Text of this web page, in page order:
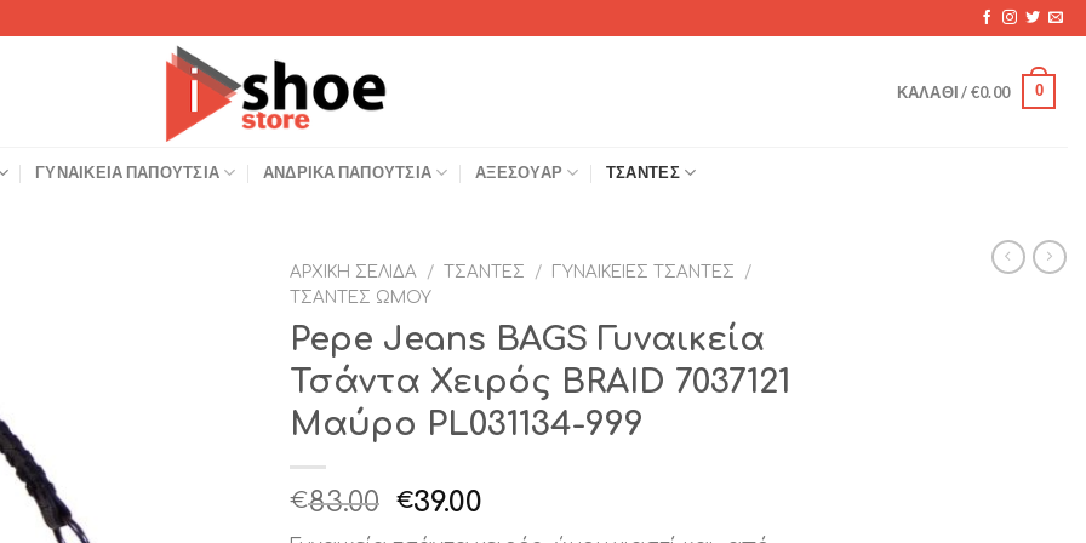
ΚΑΛΆΘΙ /€0.00 0
ΓΥΝΑΙΚΕΊΑ ΠΑΠΟΎΤΣΙΑ ΑΝΔΡΙΚΆ ΠΑΠΟΎΤΣΙΑ ΑΞΕΣΟΥΆΡ ΤΣΆΝΤΕΣ
ΑΡΧΙΚΉ ΣΕΛΊΔΑ / ΤΣΆΝΤΕΣ / ΓΥΝΑΙΚΕΊΕΣ ΤΣΆΝΤΕΣ
/
ΤΣΆΝΤΕΣ ΏΜΟΥ
Pepe Jeans BAGS Γυναικεία
Τσάντα Χειρός BRAID 7037121
Μαύρο PL031134-999
€83.00 Original
price
€39.00
τρέχουσα